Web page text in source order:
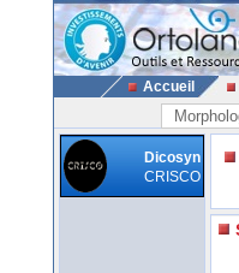
Accueil
Dicosyn
CRISCO